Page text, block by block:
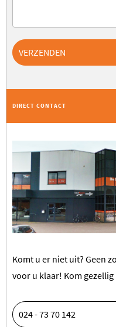
VERZENDEN
DIRECT CONTACT
Komt u er niet uit? Geen
voor u klaar! Kom
024 - 73 70 142